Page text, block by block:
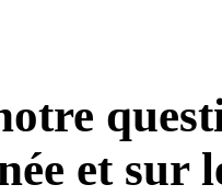
et sur